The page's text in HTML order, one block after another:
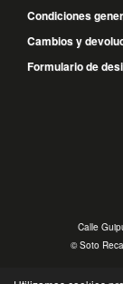
Condiciones
Cambios y
Formulario de
Calle
©Soto